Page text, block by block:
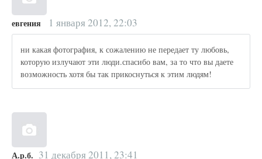
евгения 1 января 2012, 22:03
ни какая фотография, к сожалению не передает ту любовь,
которую излучают эти люди.спасибо вам, за то что вы даете
возможность хотя бы так прикоснуться к этим людям!
А.р.б. 31 декабря 2011, 23:41